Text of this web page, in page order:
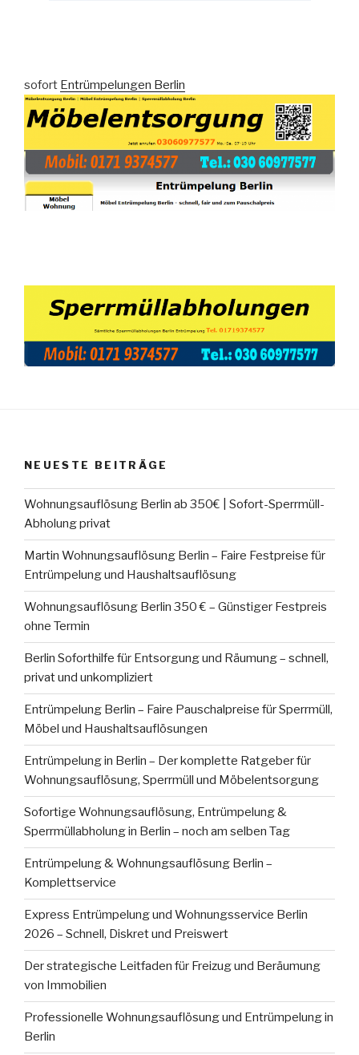
sofort Entrümpelungen Berlin
NEUESTE BEITRÄGE
Wohnungsauflösung Berlin ab 350€ | Sofort-Sperrmüll-
Abholung privat
Martin Wohnungsauflösung Berlin – Faire Festpreise für
Entrümpelung und Haushaltsauflösung
Wohnungsauflösung Berlin 350 € – Günstiger Festpreis
ohne Termin
Berlin Soforthilfe für Entsorgung und Räumung – schnell,
privat und unkompliziert
Entrümpelung Berlin – Faire Pauschalpreise für Sperrmüll,
Möbel und Haushaltsauflösungen
Entrümpelung in Berlin – Der komplette Ratgeber für
Wohnungsauflösung, Sperrmüll und Möbelentsorgung
Sofortige Wohnungsauflösung, Entrümpelung &
Sperrmüllabholung in Berlin – noch am selben Tag
Entrümpelung & Wohnungsauflösung Berlin –
Komplettservice
Express Entrümpelung und Wohnungsservice Berlin
2026 – Schnell, Diskret und Preiswert
Der strategische Leitfaden für Freizug und Beräumung
von Immobilien
Professionelle Wohnungsauflösung und Entrümpelung in
Berlin